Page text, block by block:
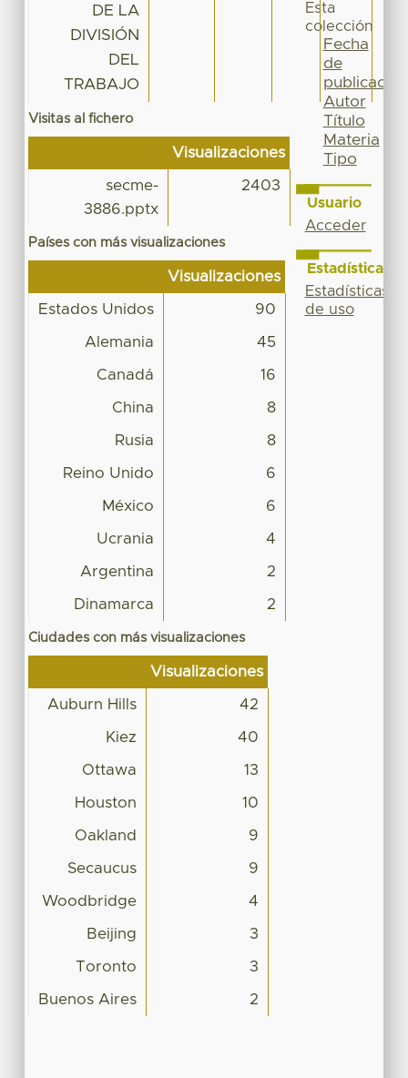
DE LA
DIVISIÓN
DEL
TRABAJO
Visitas al fichero
Visualizaciones
secme-
3886.pptx
2403
Países con más visualizaciones
Visualizaciones
Estados Unidos 90
Alemania 45
Canadá 16
China 8
Rusia 8
Reino Unido 6
México 6
Ucrania 4
Argentina 2
Dinamarca 2
Ciudades con más visualizaciones
Visualizaciones
Auburn Hills 42
Kiez 40
Ottawa 13
Houston 10
Oakland 9
Secaucus 9
Woodbridge 4
Beijing 3
Toronto 3
Buenos Aires 2
Esta
colección
Fecha
de
publicación
Autor
Título
Materia
Tipo
Usuario
Acceder
Estadísticas
Estadísticas
de uso